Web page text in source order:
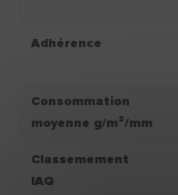
Adhérence
Consommation
moyenne g/m²/mm
Classemement
IAQ